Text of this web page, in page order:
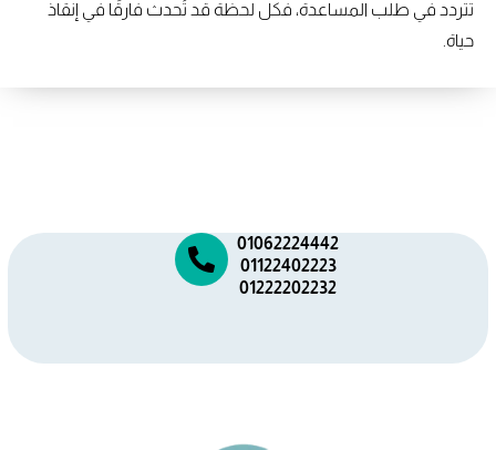
تتردد في طلب المساعدة، فكل لحظة قد تُحدث فارقًا في إنقاذ
حياة.
01062224442
01122402223
01222202232